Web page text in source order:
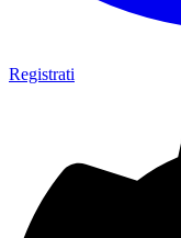
Registrati